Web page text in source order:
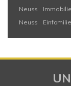
Neuss
Neuss